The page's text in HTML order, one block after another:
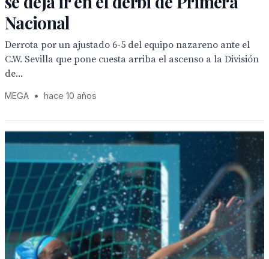
Nacional
Derrota por un ajustado 6-5 del equipo nazareno ante el
C.W. Sevilla que pone cuesta arriba el ascenso a la División
de...
MEGA • hace 10 años